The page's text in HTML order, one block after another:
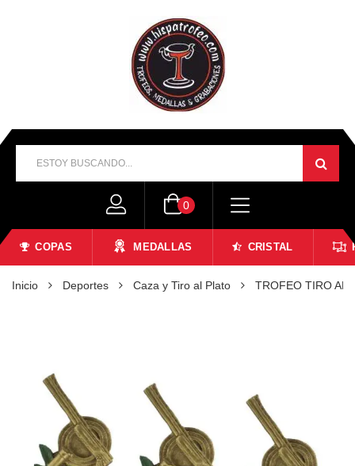
0
COPAS MEDALLAS CRISTAL
Inicio Deportes Caza y Tiro al Plato TROFEO TIRO AL